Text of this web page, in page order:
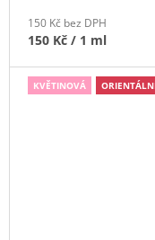
150 Kč bez DPH
150 Kč / 1 ml
KVĚTINOVÁ